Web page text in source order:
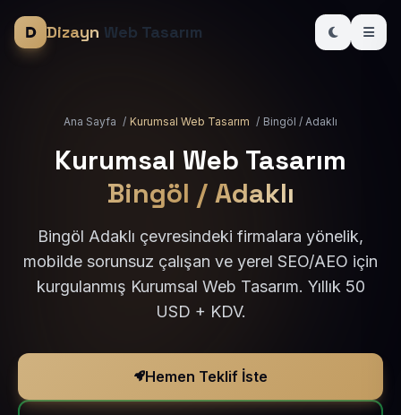
Dizayn Web Tasarım
Ana Sayfa / Kurumsal Web Tasarım / Bingöl / Adaklı
Kurumsal Web Tasarım
Bingöl / Adaklı
Bingöl Adaklı çevresindeki firmalara yönelik,
mobilde sorunsuz çalışan ve yerel SEO/AEO için
kurgulanmış Kurumsal Web Tasarım. Yıllık 50
USD + KDV.
Hemen Teklif İste